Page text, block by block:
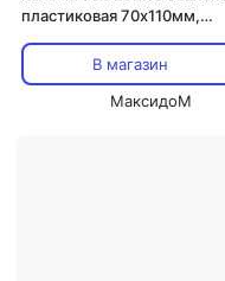
пластиковая 70х110мм,
В магазин
МаксидоМ